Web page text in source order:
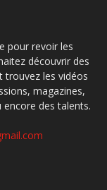
pour revoir les
découvrir des
trouvez les vidéos
magazines,
des talents.